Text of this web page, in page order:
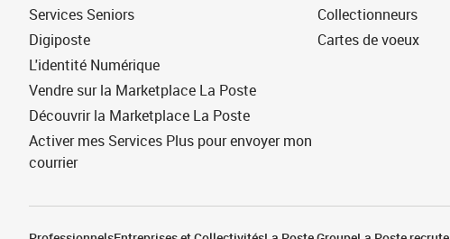
Services Seniors
Digiposte
L'identité Numérique
Vendre sur la Marketplace La Poste
Découvrir la Marketplace La Poste
Activer mes Services Plus pour envoyer mon
courrier
Collectionneurs
Cartes de voeux